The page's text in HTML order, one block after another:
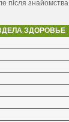
після знайомства
ЗДОРОВЬЕ